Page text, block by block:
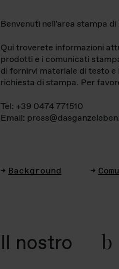
Benvenuti nell'area stampa di
Qui troverete informazioni
prodotti e i comunicati
di fornirvi materiale di testo
richiesta di stampa. Per
Tel: +39 0474 771510
Email:
Background
Il nostro